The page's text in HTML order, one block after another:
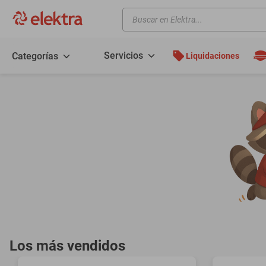
Buscar en Elektra...
Categorías Servicios Liquidaciones
Los más vendidos
motos